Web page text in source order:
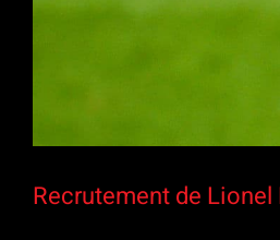
Recrutement de Lionel